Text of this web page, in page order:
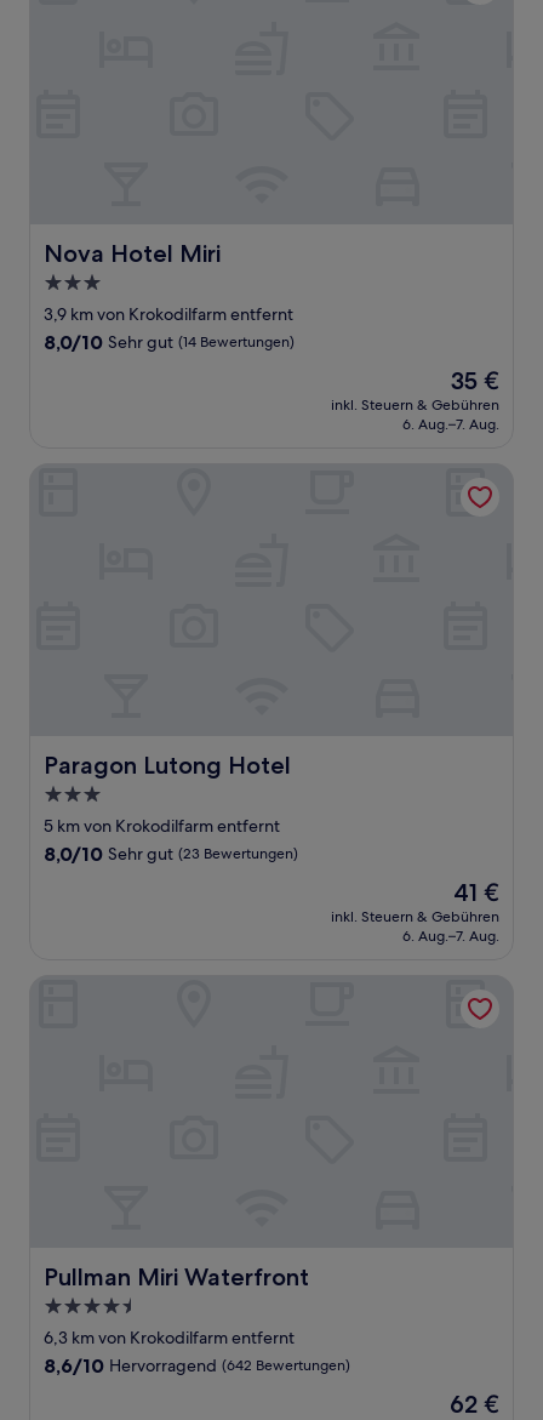
Nova Hotel Miri
Nova Hotel Miri
3.0-
Sterne-
Unterkunft
3,9 km von Krokodilfarm entfernt
8.0
Bewertungen)
8,0/10 Sehr gut (14 Bewertungen)
Der
Preis
beträgt
35 €
inkl. Steuern & Gebühren
6. Aug.–7. Aug.
Paragon Lutong Hotel
Paragon Lutong Hotel
3.0-
Sterne-
Unterkunft
5 km von Krokodilfarm entfernt
8.0
Bewertungen)
8,0/10 Sehr gut (23 Bewertungen)
Der
Preis
beträgt
41 €
inkl. Steuern & Gebühren
6. Aug.–7. Aug.
Pullman Miri Waterfront
Pullman Miri Waterfront
4.5-
Sterne-
Unterkunft
6,3 km von Krokodilfarm entfernt
8.6
8,6/10 Hervorragend (642 Bewertungen)
Der
62 €